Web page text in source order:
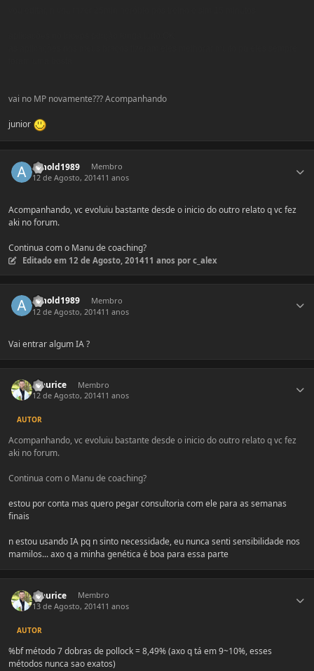
vai no MP novamente??? Acompanhando
junior
Arnold1989
Membro
12 de Agosto, 201411 anos
Acompanhando, vc evoluiu bastante desde o inicio do outro relato q vc fez
aki no forum.
Continua com o Manu de coaching?
Editado em 12 de Agosto, 201411 anos por c_alex
Arnold1989
Membro
12 de Agosto, 201411 anos
Vai entrar algum IA ?
maurice
Membro
12 de Agosto, 201411 anos
AUTOR
Acompanhando, vc evoluiu bastante desde o inicio do outro relato q vc fez
aki no forum.
Continua com o Manu de coaching?
estou por conta mas quero pegar consultoria com ele para as semanas
finais
n estou usando IA pq n sinto necessidade, eu nunca senti sensibilidade nos
mamilos... axo q a minha genética é boa para essa parte
maurice
Membro
13 de Agosto, 201411 anos
AUTOR
%bf método 7 dobras de pollock = 8,49% (axo q tá em 9~10%, esses
métodos nunca sao exatos)